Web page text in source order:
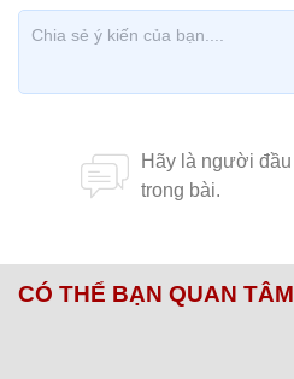
CÓ THỂ BẠN QUAN TÂM